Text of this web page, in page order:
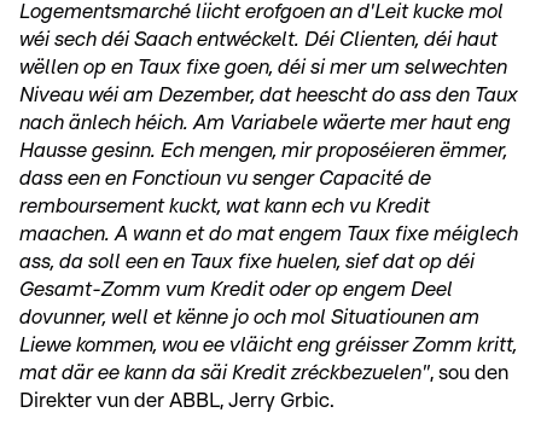
Logementsmarché liicht erofgoen an d'Leit kucke mol
wéi sech déi Saach entwéckelt. Déi Clienten, déi haut
wëllen op en Taux fixe goen, déi si mer um selwechten
Niveau wéi am Dezember, dat heescht do ass den Taux
nach änlech héich. Am Variabele wäerte mer haut eng
Hausse gesinn. Ech mengen, mir proposéieren ëmmer,
dass een en Fonctioun vu senger Capacité de
remboursement kuckt, wat kann ech vu Kredit
maachen. A wann et do mat engem Taux fixe méiglech
ass, da soll een en Taux fixe huelen, sief dat op déi
Gesamt-Zomm vum Kredit oder op engem Deel
dovunner, well et kënne jo och mol Situatiounen am
Liewe kommen, wou ee vläicht eng gréisser Zomm kritt,
mat där ee kann da säi Kredit zréckbezuelen", sou den
Direkter vun der ABBL, Jerry Grbic.